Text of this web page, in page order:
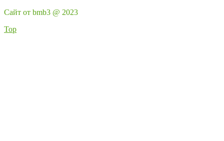
Сайт от bmb3 @ 2023
Top